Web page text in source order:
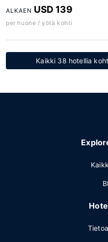
ALKAEN USD 139
per huone / yötä kohti
Kaikki 38 hotellia